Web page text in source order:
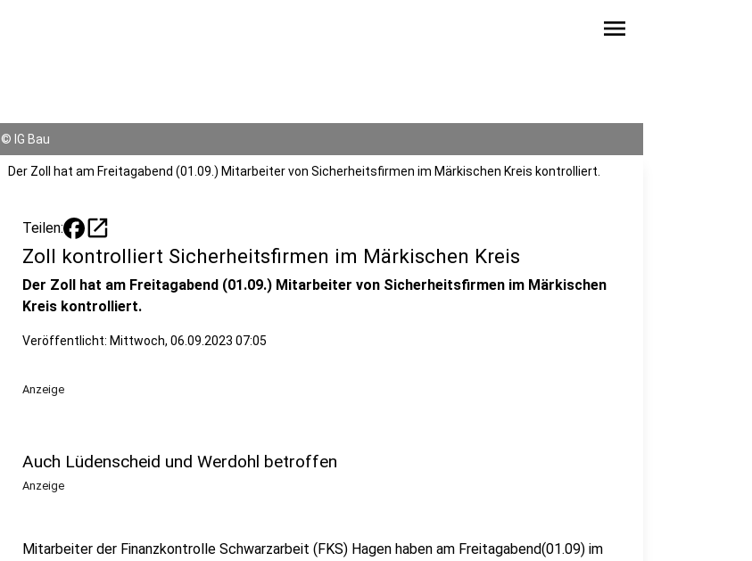
menu
© IG Bau
Der Zoll hat am Freitagabend (01.09.) Mitarbeiter von Sicherheitsfirmen im Märkischen Kreis kontrolliert.
Teilen: open_in_new
Zoll kontrolliert Sicherheitsfirmen im Märkischen Kreis
Der Zoll hat am Freitagabend (01.09.) Mitarbeiter von Sicherheitsfirmen im Märkischen
Kreis kontrolliert.
Veröffentlicht: Mittwoch, 06.09.2023 07:05
Anzeige
Auch Lüdenscheid und Werdohl betroffen
Anzeige
Mitarbeiter der Finanzkontrolle Schwarzarbeit (FKS) Hagen haben am Freitagabend(01.09) im